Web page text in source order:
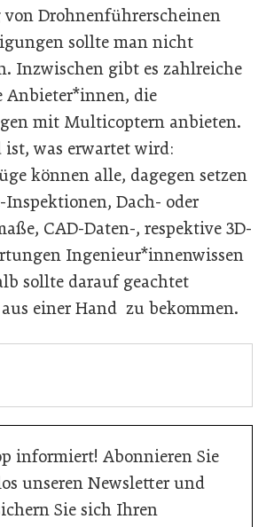
von Drohnenführerscheinen
sollte man nicht
Inzwischen gibt es zahlreiche
Anbieter*innen, die
mit Multicoptern anbieten.
ist, was erwartet wird:
können alle, dagegen setzen
Inspektionen, Dach- oder
CAD-Daten-, respektive 3D-
Ingenieur*innenwissen
sollte darauf geachtet
einer Hand zu bekommen.
informiert! Abonnieren Sie
unseren Newsletter und
Sie sich Ihren